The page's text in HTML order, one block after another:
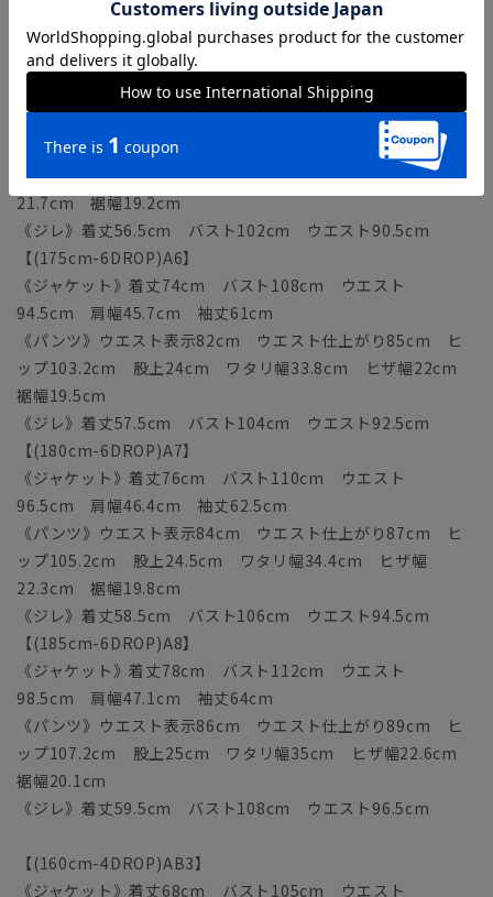
21.4cm 裾幅18.9cm
《ジレ》着丈55.5cm バスト100cm ウエスト88.5cm
【(170cm-6DROP)A5】
《ジャケット》着丈72cm バスト106cm ウエスト
《パンツ》ウエスト表示80cm ウエスト仕上がり83cm ヒ
ップ101.2cm 股上23.5cm ワタリ幅33.2cm ヒザ幅
21.7cm 裾幅19.2cm
《ジレ》着丈56.5cm バスト102cm ウエスト90.5cm
【(175cm-6DROP)A6】
《ジャケット》着丈74cm バスト108cm ウエスト
94.5cm 肩幅45.7cm 袖丈61cm
《パンツ》ウエスト表示82cm ウエスト仕上がり85cm ヒ
ップ103.2cm 股上24cm ワタリ幅33.8cm ヒザ幅22cm
裾幅19.5cm
《ジレ》着丈57.5cm バスト104cm ウエスト92.5cm
【(180cm-6DROP)A7】
《ジャケット》着丈76cm バスト110cm ウエスト
96.5cm 肩幅46.4cm 袖丈62.5cm
《パンツ》ウエスト表示84cm ウエスト仕上がり87cm ヒ
ップ105.2cm 股上24.5cm ワタリ幅34.4cm ヒザ幅
22.3cm 裾幅19.8cm
《ジレ》着丈58.5cm バスト106cm ウエスト94.5cm
【(185cm-6DROP)A8】
《ジャケット》着丈78cm バスト112cm ウエスト
98.5cm 肩幅47.1cm 袖丈64cm
《パンツ》ウエスト表示86cm ウエスト仕上がり89cm ヒ
ップ107.2cm 股上25cm ワタリ幅35cm ヒザ幅22.6cm
裾幅20.1cm
《ジレ》着丈59.5cm バスト108cm ウエスト96.5cm
【(160cm-4DROP)AB3】
《ジャケット》着丈68cm バスト105cm ウエスト